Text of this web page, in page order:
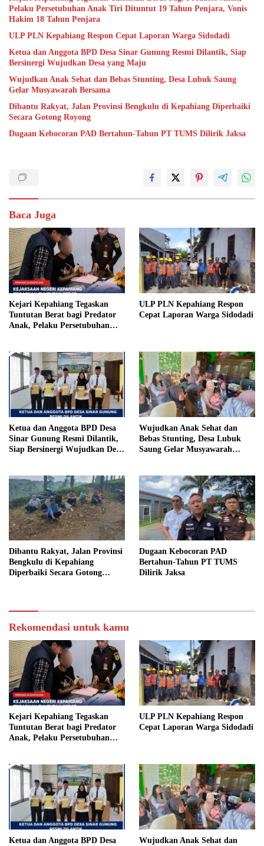
Pelaku Persetubuhan Anak Tiri Dituntut 19 Tahun Penjara, Vonis
Hakim 18 Tahun Penjara
ULP PLN Kepahiang Respon Cepat Laporan Warga Sidodadi
Ketua dan Anggota BPD Desa Sinar Gunung Resmi Dilantik, Siap
Bersinergi Wujudkan Desa yang Maju
Wujudkan Anak Sehat dan Bebas Stunting, Desa Lubuk Saung
Gelar Musyawarah Bersama
Dibantu Rakyat, Jalan Provinsi Bengkulu di Kepahiang Diperbaiki
Secara Gotong Royong
Dugaan Kebocoran PAD Bertahun-Tahun PT TUMS Dilirik Jaksa
Baca Juga
Kejari Kepahiang Tegaskan
Tuntutan Berat bagi Predator
Anak, Pelaku Persetubuhan
Penjara
ULP PLN Kepahiang Respon
Cepat Laporan Warga Sidodadi
Ketua dan Anggota BPD Desa
Sinar Gunung Resmi Dilantik,
Siap Bersinergi Wujudkan Desa
Wujudkan Anak Sehat dan
Bebas Stunting, Desa Lubuk
Saung Gelar Musyawarah
Dibantu Rakyat, Jalan Provinsi
Bengkulu di Kepahiang
Diperbaiki Secara Gotong
Dugaan Kebocoran PAD
Bertahun-Tahun PT TUMS
Dilirik Jaksa
Rekomendasi untuk kamu
Kejari Kepahiang Tegaskan
Tuntutan Berat bagi Predator
Anak, Pelaku Persetubuhan
Penjara
ULP PLN Kepahiang Respon
Cepat Laporan Warga Sidodadi
Ketua dan Anggota BPD Desa
Wujudkan Anak Sehat dan